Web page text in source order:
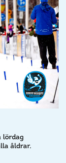
lördag
åldrar.